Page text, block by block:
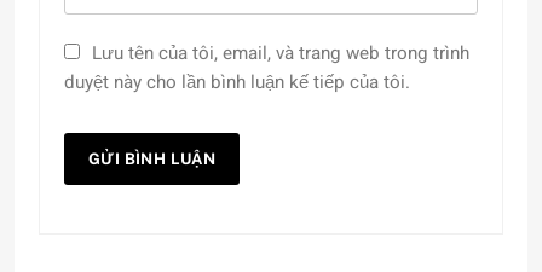
Lưu tên của tôi, email, và trang web trong trình
duyệt này cho lần bình luận kế tiếp của tôi.